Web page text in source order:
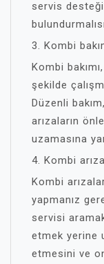
servis
3. Kombi
Kombi
şekilde
Düzenli
arızaların
uzamasına
4. Kombi
Kombi
yapmanız
servisi
etmek yerine
etmesini ve